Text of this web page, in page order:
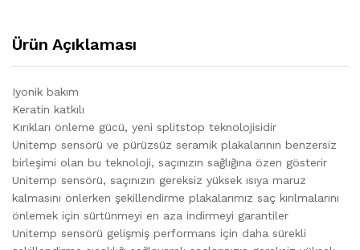
Ürün Açıklaması
Iyonik bakım
Keratin katkılı
Kırıkları önleme gücü, yeni splitstop teknolojisidir
Unitemp sensörü ve pürüzsüz seramik plakalarının benzersiz
birleşimi olan bu teknoloji, saçınızın sağlığına özen gösterir
Unitemp sensörü, saçınızın gereksiz yüksek ısıya maruz
kalmasını önlerken şekillendirme plakalarımız saç kırılmalarını
önlemek için sürtünmeyi en aza indirmeyi garantiler
Unitemp sensörü gelişmiş performans için daha sürekli